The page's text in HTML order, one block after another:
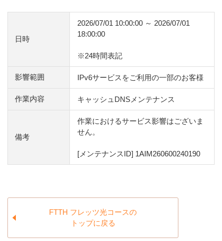
日時
2026/07/01 10:00:00 ～ 2026/07/01
18:00:00
※24時間表記
影響範囲 IPv6サービスをご利用の一部のお客様
作業内容 キャッシュDNSメンテナンス
備考
作業におけるサービス影響はございま
せん。
[メンテナンスID] 1AIM260600240190
FTTH フレッツ光コースの
トップに戻る